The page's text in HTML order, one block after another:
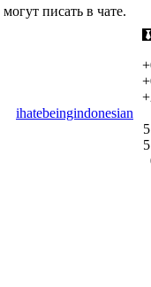
писать в чате.
ihatebeingindonesian